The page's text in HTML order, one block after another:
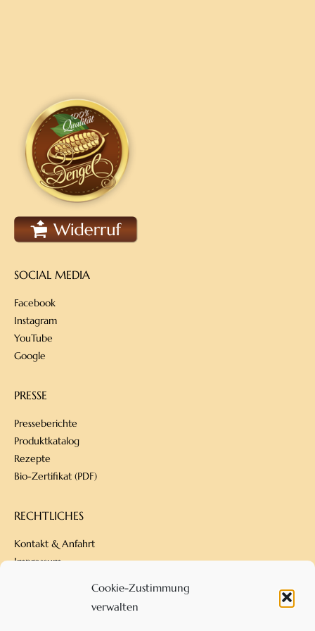
Cookie-Zustimmung
verwalten
SOCIAL MEDIA
Facebook
Instagram
YouTube
Google
PRESSE
Presseberichte
Produktkatalog
Rezepte
Bio-Zertifikat (PDF)
RECHTLICHES
Kontakt & Anfahrt
Impressum
Versandbedingungen